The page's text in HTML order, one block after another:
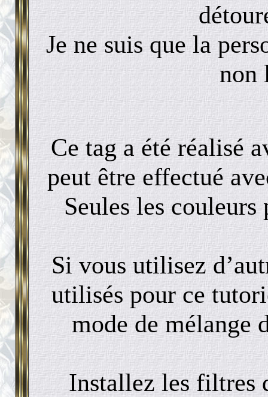
Je ne suis que la
non
Ce tag a été réalisé
peut être effectué
Seules les
Si vous utilisez
utilisés pour ce
mode de mélange
Installez les filtres